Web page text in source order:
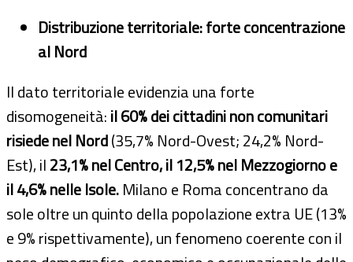
Distribuzione territoriale: forte concentrazione
al Nord
Il dato territoriale evidenzia una forte
disomogeneità:il 60% dei cittadini non comunitari
risiede nel Nord(35,7% Nord-Ovest; 24,2% Nord-
Est), il23,1% nel Centro, il 12,5% nel Mezzogiorno e
il 4,6% nelle Isole.Milano e Roma concentrano da
sole oltre un quinto della popolazione extra UE (13%
e 9% rispettivamente), un fenomeno coerente con il